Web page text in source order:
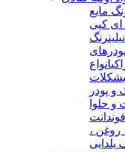
مایع
ای کپی
رنگ
انواع
شکلات
و پودر
و حلوا
روغن ،
یلدایی